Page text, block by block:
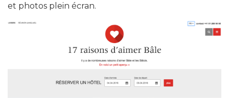
et photos plein écran.